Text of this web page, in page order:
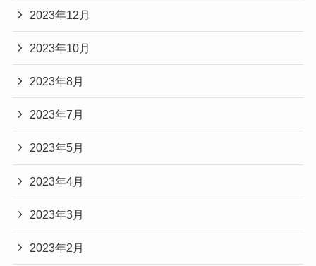
2023年12月
2023年10月
2023年8月
2023年7月
2023年5月
2023年4月
2023年3月
2023年2月